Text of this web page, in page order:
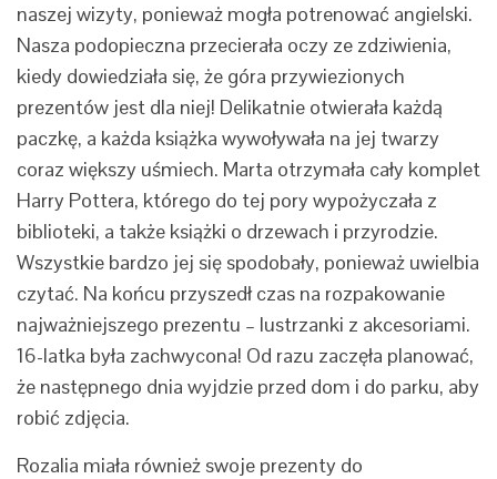
naszej wizyty, ponieważ mogła potrenować angielski.
Nasza podopieczna przecierała oczy ze zdziwienia,
kiedy dowiedziała się, że góra przywiezionych
prezentów jest dla niej! Delikatnie otwierała każdą
paczkę, a każda książka wywoływała na jej twarzy
coraz większy uśmiech. Marta otrzymała cały komplet
Harry Pottera, którego do tej pory wypożyczała z
biblioteki, a także książki o drzewach i przyrodzie.
Wszystkie bardzo jej się spodobały, ponieważ uwielbia
czytać. Na końcu przyszedł czas na rozpakowanie
najważniejszego prezentu – lustrzanki z akcesoriami.
16-latka była zachwycona! Od razu zaczęła planować,
że następnego dnia wyjdzie przed dom i do parku, aby
robić zdjęcia.
Rozalia miała również swoje prezenty do